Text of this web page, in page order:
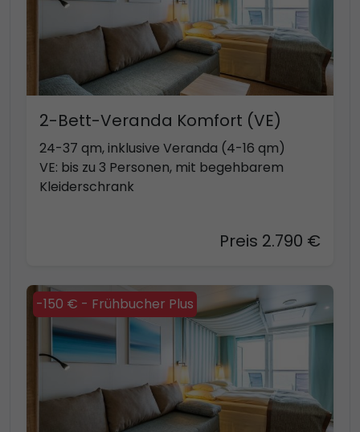
2-Bett-Veranda Komfort (VE)
24-37 qm, inklusive Veranda (4-16 qm)
VE: bis zu 3 Personen, mit begehbarem
Kleiderschrank
Preis 2.790 €
-150 € - Frühbucher Plus